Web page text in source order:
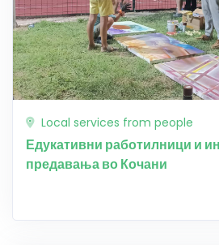
Local services from people
Едукативни работилници и
предавања во Кочани